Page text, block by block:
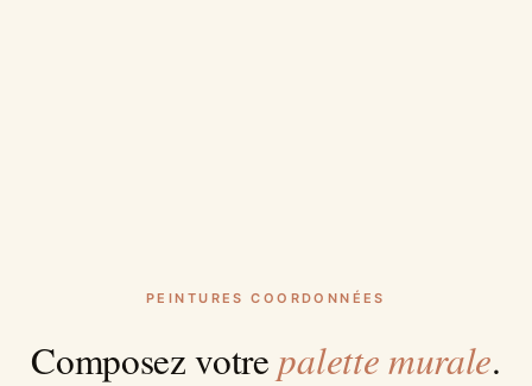
PEINTURES COORDONNÉES
Composez votrepalette murale.